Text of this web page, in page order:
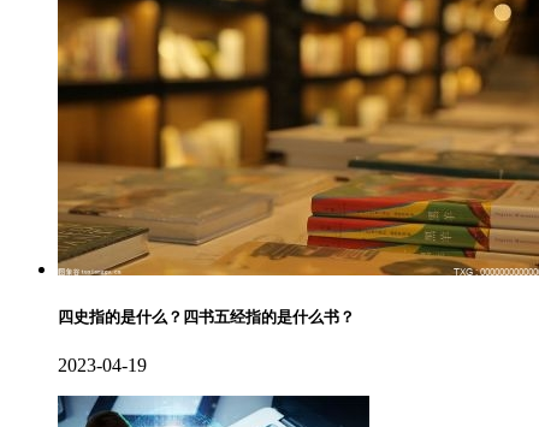
四史指的是什么？四书五经指的是什么书？
2023-04-19